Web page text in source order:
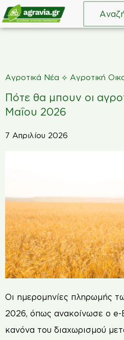
Αγροτικά Νέα ⟡ Αγροτική
Πότε θα μπουν οι
Μαΐου 2026
7 Απριλίου 2026
Οι ημερομηνίες πληρωμής
2026, όπως ανακοίνωσε ο
κανόνα του διαχωρισμού